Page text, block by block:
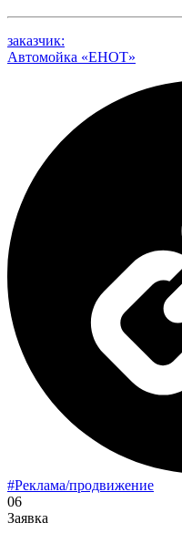
заказчик:
Автомойка «ЕНОТ»
#Реклама/продвижение
06
Заявка